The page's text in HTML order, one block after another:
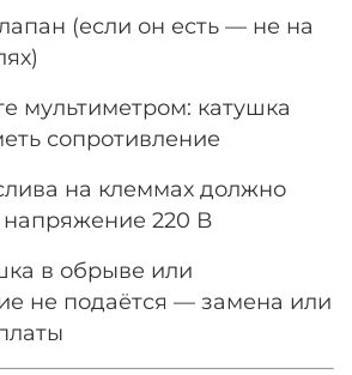
(если он есть — не на
мультиметром: катушка
сопротивление
на клеммах должно
напряжение 220 В
в обрыве или
не подаётся — замена или